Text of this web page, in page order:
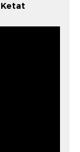
Ketat